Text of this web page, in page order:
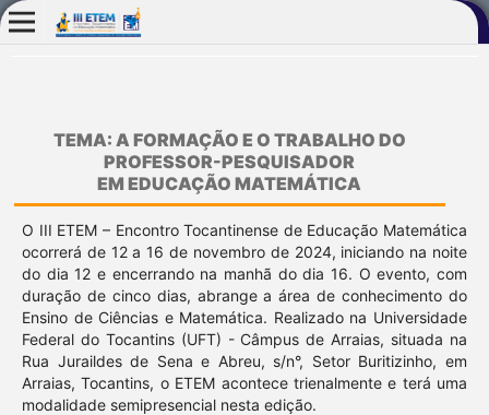
TEMA: A FORMAÇÃO E O TRABALHO DO
PROFESSOR-PESQUISADOR
EM EDUCAÇÃO MATEMÁTICA
O III ETEM – Encontro Tocantinense de Educação Matemática
ocorrerá de 12 a 16 de novembro de 2024, iniciando na noite
do dia 12 e encerrando na manhã do dia 16. O evento, com
duração de cinco dias, abrange a área de conhecimento do
Ensino de Ciências e Matemática. Realizado na Universidade
Federal do Tocantins (UFT) - Câmpus de Arraias, situada na
Rua Juraildes de Sena e Abreu, s/n°, Setor Buritizinho, em
Arraias, Tocantins, o ETEM acontece trienalmente e terá uma
modalidade semipresencial nesta edição.